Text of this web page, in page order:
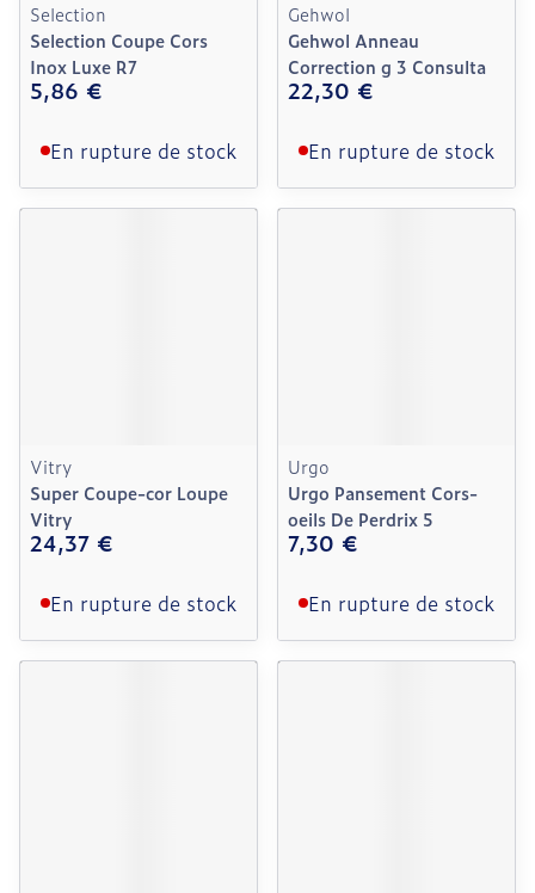
Selection
Selection Coupe Cors
Inox Luxe R7
5,86 €
En rupture de stock
Gehwol
Gehwol Anneau
Correction g 3 Consulta
22,30 €
En rupture de stock
Vitry
Super Coupe-cor Loupe
Vitry
24,37 €
En rupture de stock
Urgo
Urgo Pansement Cors-
oeils De Perdrix 5
7,30 €
En rupture de stock